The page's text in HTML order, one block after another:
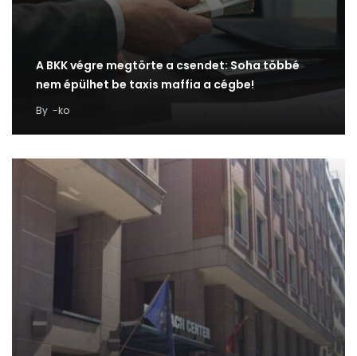
A BKK végre megtörte a csendet: Soha többé
nem épülhet be taxis maffia a cégbe!
By -ko